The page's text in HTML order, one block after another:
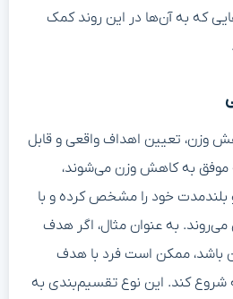
که به آن‌ها در این روند کمک
وزن، تعیین اهداف واقعی و قابل
موفق به کاهش وزن می‌شوند،
بلندمدت خود را مشخص کرده و با
به عنوان مثال، اگر هدف
وزن باشد، ممکن است فرد با هدف
هفته شروع کند. این نوع تقسیم‌بندی به